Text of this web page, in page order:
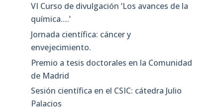
VI Curso de divulgación ‘Los avances de la
química….’
Jornada científica: cáncer y
envejecimiento.
Premio a tesis doctorales en la Comunidad
de Madrid
Sesión científica en el CSIC: cátedra Julio
Palacios